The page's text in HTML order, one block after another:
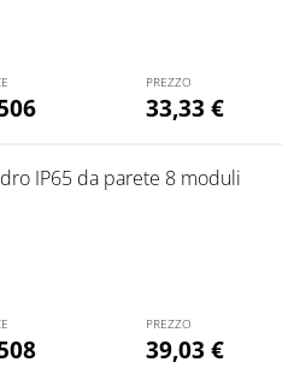
33,33 €
IP65 da parete 8 moduli
39,03 €